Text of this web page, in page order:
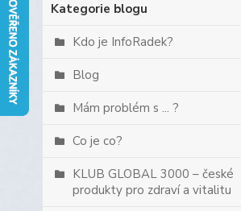
Kategorie blogu
Kdo je InfoRadek?
Blog
Mám problém s ... ?
Co je co?
KLUB GLOBAL 3000 – české
produkty pro zdraví a vitalitu